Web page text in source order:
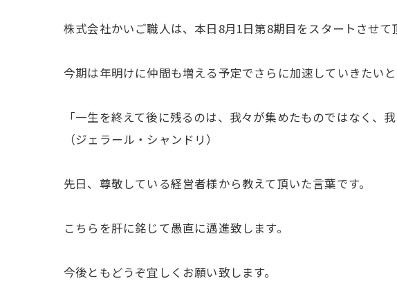
株式会社かいご職人は、本日8月1日第8期目をスタートさせて
今期は年明けに仲間も増える予定でさらに加速していきたいと
「一生を終えて後に残るのは、我々が集めたものではなく、
（ジェラール・シャンドリ）
先日、尊敬している経営者様から教えて頂いた言葉です。
こちらを肝に銘じて愚直に邁進致します。
今後ともどうぞ宜しくお願い致します。